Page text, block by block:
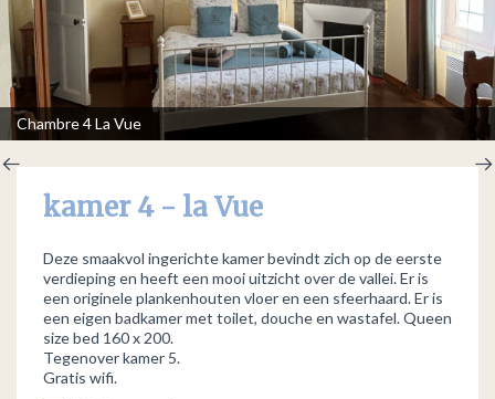
Chambre 4 La Vue
kamer 4 - la Vue
Deze smaakvol ingerichte kamer bevindt zich op de eerste
verdieping en heeft een mooi uitzicht over de vallei. Er is
een originele plankenhouten vloer en een sfeerhaard. Er is
een eigen badkamer met toilet, douche en wastafel. Queen
size bed 160 x 200.
Tegenover kamer 5.
Gratis wifi.